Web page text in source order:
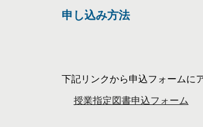
申し込み方法
下記リンクから申込フォームに
授業指定図書申込フォーム